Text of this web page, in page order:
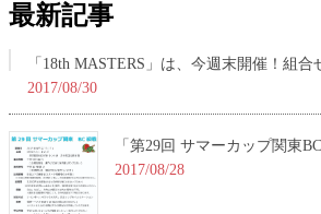
最新記事
「18th MASTERS」は、今週末開催！組合
2017/08/30
「第29回 サマーカップ関東
2017/08/28